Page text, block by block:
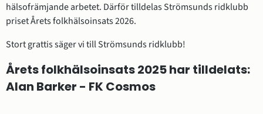
hälsofrämjande arbetet. Därför tilldelas Strömsunds ridklubb
priset Årets folkhälsoinsats 2026.
Stort grattis säger vi till Strömsunds ridklubb!
Årets folkhälsoinsats 2025 har tilldelats:
Alan Barker - FK Cosmos